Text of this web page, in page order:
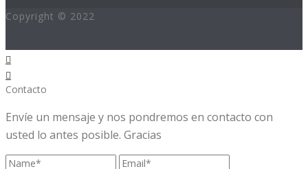
Copyright © 2022
Contacto
Envíe un mensaje y nos pondremos en contacto con
usted lo antes posible. Gracias